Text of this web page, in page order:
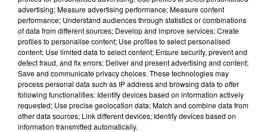
محكمة تونسية ترفع جلستها لمحاكمة مسؤولين بالتامر على
امن الدولة الى الشهر القادم
الرئيس الاميركي يلقي خطاباً في الكونغرس الاطول في تاريخ
البلاد ويعلن قبول الرئيس الاوكراني التفاوض من اجل سلام
دائم مع روسيا
0:00 18 min 18 sec
advertising; Measure advertising performance; Measure content
performance; Understand audiences through statistics or combinations
of data from different sources; Develop and improve services; Create
profiles to personalise content; Use profiles to select personalised
content; Use limited data to select content; Ensure security, prevent and
detect fraud, and fix errors; Deliver and present advertising and content;
Save and communicate privacy choices. These technologies may
process personal data such as IP address and browsing data to offer
following functionalities: Identify devices based on information actively
requested; Use precise geolocation data; Match and combine data from
other data sources; Link different devices; Identify devices based on
information transmitted automatically.